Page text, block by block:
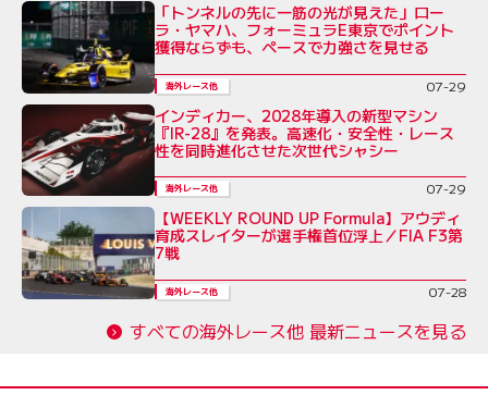
「トンネルの先に一筋の光が見えた」ロー
ラ・ヤマハ、フォーミュラE東京でポイント
獲得ならずも、ペースで力強さを見せる
海外レース他 07-29
インディカー、2028年導入の新型マシン
『IR-28』を発表。高速化・安全性・レース
性を同時進化させた次世代シャシー
海外レース他 07-29
【WEEKLY ROUND UP Formula】アウディ
育成スレイターが選手権首位浮上／FIA F3第
7戦
海外レース他 07-28
すべての海外レース他 最新ニュースを見る